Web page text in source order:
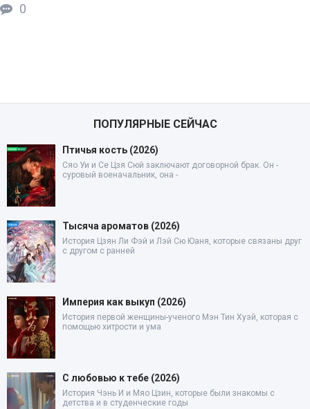
0
ПОПУЛЯРНЫЕ СЕЙЧАС
Птичья кость (2026)
Сяо Уи и Се Цзя Сюй заключают договорной брак. Он -
суровый военачальник, она -
Тысяча ароматов (2026)
История Цзян Ли Фэй и Лэй Сю Юаня, которые связаны друг
с другом с ранней
Империя как выкуп (2026)
История первой женщины-ученого Мэн Тин Хуэй, которая с
помощью хитрости и ума
С любовью к тебе (2026)
История Чэнь И и Мяо Цзин, которые были знакомы с
детства и в студенческие годы